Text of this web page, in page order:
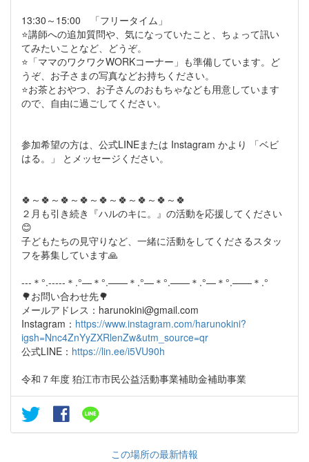
13:30～15:00 「フリータイム」
⭐️講師への追加質問や、気になっていたこと、ちょって訊い
てみたいことなど、どうぞ。
⭐️「ママのワクワクWORKコーナー」も準備しています。ど
うぞ、お子さまの写真などお持ちください。
⭐️お茶とおやつ、お子さんのおもちゃなども用意しています
ので、自由に過ごしてください。
参加希望の方は、公式LINEまたは Instagram かより 「ベビ
はる。」 とメッセージください。
🍀～🍀～🍀～🍀～🍀～🍀～🍀～🍀～🍀
２月も引き続き『ハルのキに。』の活動を応援してください
😊
子どもたちの見守りなど、一緒に活動をしてくださるスタッ
フを募集しています🙏
---＊°.-----＊.°—＊°.——＊.°—＊°.——＊.°—＊°.——＊.°
🌳お問い合わせ先🌳
メールアドレス：harunokini@gmail.com
Instagram： https://www.instagram.com/harunokini?
igsh=Nnc4ZnYyZXRlenZw&utm_source=qr
公式LINE： https://lin.ee/i5VU90h
令和７年度 狛江市市民公益活動事業補助金補助事業
この場所の最新情報